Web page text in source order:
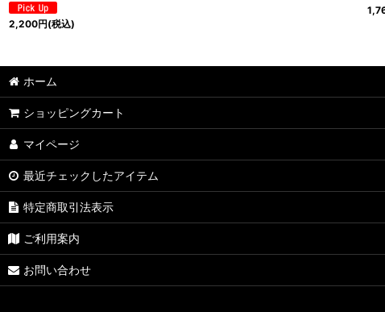
2,200円(税込)
ホーム
ショッピングカート
マイページ
最近チェックしたアイテム
特定商取引法表示
ご利用案内
お問い合わせ